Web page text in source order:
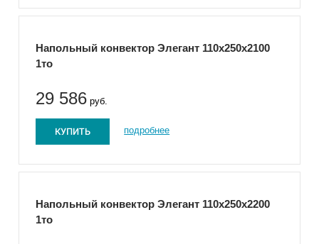
Напольный конвектор Элегант 110x250x2100
1то
29 586 руб.
КУПИТЬ подробнее
Напольный конвектор Элегант 110x250x2200
1то